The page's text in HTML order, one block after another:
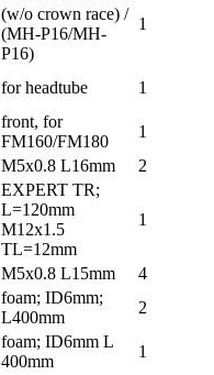
(w/o crown race) /
(MH-P16/MH-
P16)
1
for headtube 1
front, for
FM160/FM180
1
M5x0.8 L16mm 2
EXPERT TR;
L=120mm
M12x1.5
TL=12mm
1
M5x0.8 L15mm
4
foam; ID6mm;
L400mm
2
foam; ID6mm L
400mm
1